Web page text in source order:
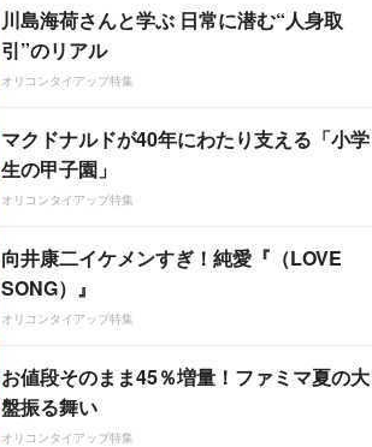
川島海荷さんと学ぶ 日常に潜む“人身取
引”のリアル
オリコンタイアップ特集
マクドナルドが40年にわたり支える「小学
生の甲子園」
オリコンタイアップ特集
向井康二イケメンすぎ！純愛『（LOVE
SONG）』
オリコンタイアップ特集
お値段そのまま45％増量！ファミマ夏の大
盤振る舞い
オリコンタイアップ特集